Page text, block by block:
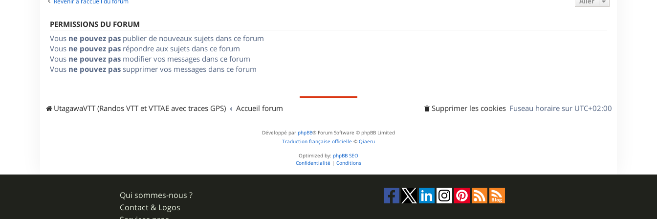
e
PERMISSIONS DU FORUM
Vous ne pouvez pas publier de nouveaux sujets dans ce forum
Vous ne pouvez pas répondre aux sujets dans ce forum
Vous ne pouvez pas modifier vos messages dans ce forum
Vous ne pouvez pas supprimer vos messages dans ce forum
UtagawaVTT (Randos VTT et VTTAE avec traces GPS) Accueil forum Fuseau horaire sur UTC+02:00
Supprimer les cookies
Développé par phpBB® Forum Software © phpBB Limited
Traduction française officielle © Qiaeru
Optimized by: phpBB SEO
Confidentialité | Conditions
Qui sommes-nous ?
Contact & Logos